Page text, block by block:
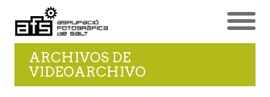
ARCHIVOS DE
VIDEOARCHIVO